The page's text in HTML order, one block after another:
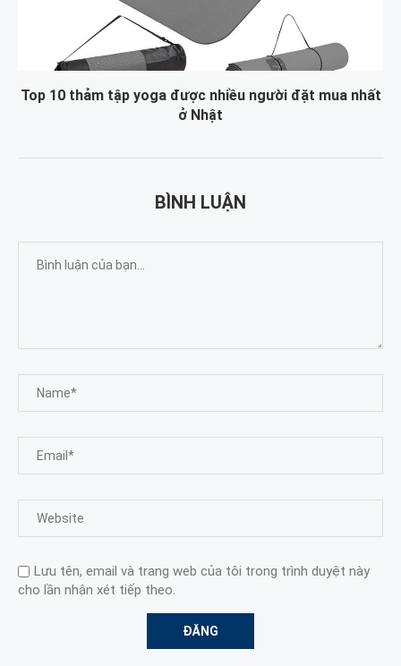
Top 10 thảm tập yoga được nhiều người đặt mua nhất
ở Nhật
BÌNH LUẬN
Lưu tên, email và trang web của tôi trong trình duyệt này
cho lần nhận xét tiếp theo.